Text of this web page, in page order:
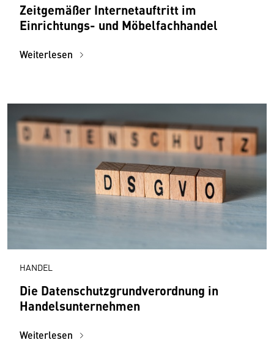
Zeitgemäßer Internetauftritt im
Einrichtungs- und Möbelfachhandel
Weiterlesen
HANDEL
Die Datenschutzgrundverordnung in
Handelsunternehmen
Weiterlesen